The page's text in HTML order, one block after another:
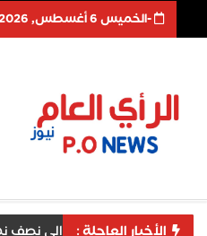
-الخميس 6 أغسطس, 2026
الأخبار العاجلة :
لناشئات اليد إلى نصف نهائي